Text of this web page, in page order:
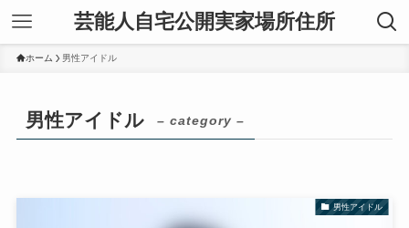
芸能人自宅公開実家場所住所
ホーム 男性アイドル
男性アイドル – category –
男性アイドル